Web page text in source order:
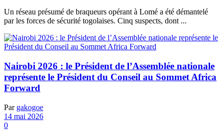
Un réseau présumé de braqueurs opérant à Lomé a été démantelé
par les forces de sécurité togolaises. Cinq suspects, dont ...
Nairobi 2026 : le Président de l’Assemblée nationale
représente le Président du Conseil au Sommet Africa
Forward
Par gakogoe
14 mai 2026
0